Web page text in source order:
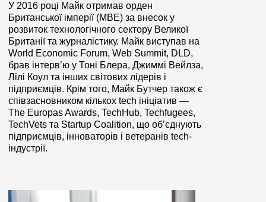
У 2016 році Майк отримав орден
Британської імперії (MBE) за внесок у
розвиток технологічного сектору Великої
Британії та журналістику. Майк виступав на
World Economic Forum, Web Summit, DLD,
брав інтерв’ю у Тоні Блера, Джиммі Вейлза,
Лілі Коул та інших світових лідерів і
підприємців. Крім того, Майк Бутчер також є
співзасновником кількох tech ініціатив —
The Europas Awards, TechHub, Techfugees,
TechVets та Startup Coalition, що об’єднують
підприємців, інноваторів і ветеранів tech-
індустрії.